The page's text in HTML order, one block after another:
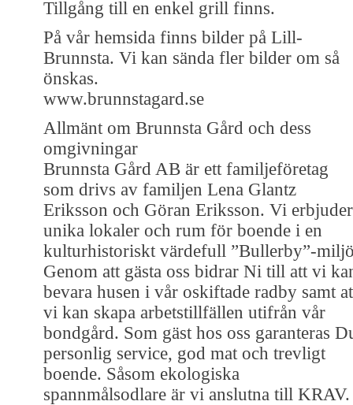
Tillgång till en enkel grill finns.
På vår hemsida finns bilder på Lill-
Brunnsta. Vi kan sända fler bilder om så
önskas.
www.brunnstagard.se
Allmänt om Brunnsta Gård och dess
omgivningar
Brunnsta Gård AB är ett familjeföretag
som drivs av familjen Lena Glantz
Eriksson och Göran Eriksson. Vi erbjuder
unika lokaler och rum för boende i en
kulturhistoriskt värdefull ”Bullerby”-
Genom att gästa oss bidrar Ni till att vi
bevara husen i vår oskiftade radby samt
vi kan skapa arbetstillfällen utifrån vår
bondgård. Som gäst hos oss garanteras
personlig service, god mat och trevligt
boende. Såsom ekologiska
spannmålsodlare är vi anslutna till KRAV.